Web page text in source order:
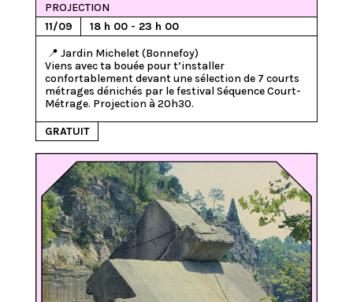
11/09
18 h 00 - 23 h 00
Viens avec ta bouée pour t’installer
confortablement devant une sélection de 7 courts
métrages dénichés par le festival Séquence Court-
Métrage. Projection à 20h30.
GRATUIT
PROJECTION